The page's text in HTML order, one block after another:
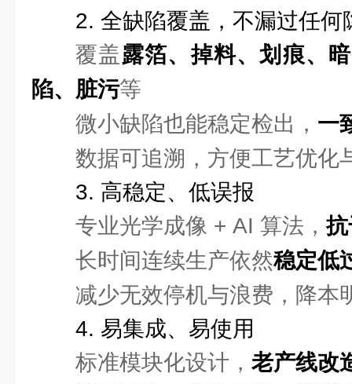
2. 全缺陷覆盖，不漏过任何
覆盖露箔、掉料、划痕、
陷、脏污等
微小缺陷也能稳定检出， 一
数据可追溯，方便工艺优化
3. 高稳定、低误报
专业光学成像 + AI 算法，
长时间连续生产依然稳定低
减少无效停机与浪费，降本
4. 易集成、易使用
标准模块化设计， 老产线改